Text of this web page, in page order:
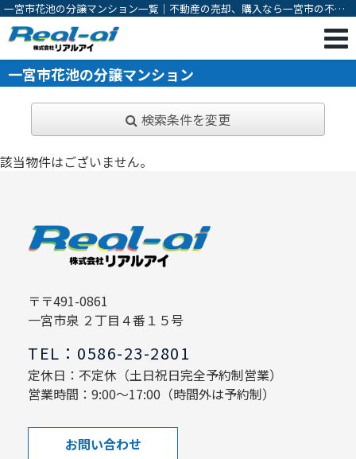
一宮市花池の分譲マンション一覧｜不動産の売却、購入なら一宮市の不動
産会社 株式会社リアルアイ
一宮市花池の分譲マンション
検索条件を変更
該当物件はございません。
〒〒491-0861
一宮市泉 ２丁目４番１５号
TEL：0586-23-2801
定休日：不定休（土日祝日完全予約制営業）
営業時間：9:00～17:00（時間外は予約制）
お問い合わせ